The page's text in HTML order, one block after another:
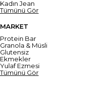
Kadın Jean
Tümünü Gör
MARKET
Protein Bar
Granola & Müsli
Glutensiz
Ekmekler
Yulaf Ezmesi
Tümünü Gör